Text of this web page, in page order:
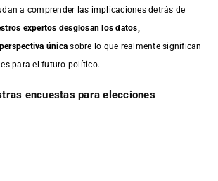
a comprender las implicaciones detrás de
expertos desglosan los datos,
única sobre lo que realmente significan
para el futuro político.
encuestas para elecciones